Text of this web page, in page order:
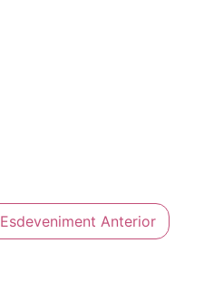
Esdeveniment Anterior